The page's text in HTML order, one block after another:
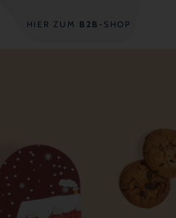
HIER ZUM B2B -SHOP